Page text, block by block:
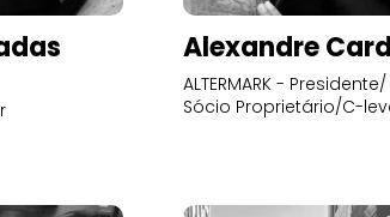
Alexandre
ALTERMARK -
Sócio Proprietário/C-